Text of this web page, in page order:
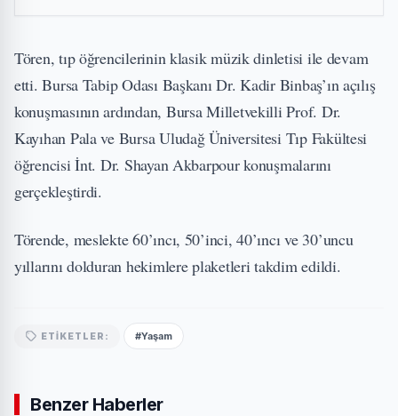
Tören, tıp öğrencilerinin klasik müzik dinletisi ile devam
etti. Bursa Tabip Odası Başkanı Dr. Kadir Binbaş’ın açılış
konuşmasının ardından, Bursa Milletvekilli Prof. Dr.
Kayıhan Pala ve Bursa Uludağ Üniversitesi Tıp Fakültesi
öğrencisi İnt. Dr. Shayan Akbarpour konuşmalarını
gerçekleştirdi.
Törende, meslekte 60’ıncı, 50’inci, 40’ıncı ve 30’uncu
yıllarını dolduran hekimlere plaketleri takdim edildi.
ETIKETLER: #Yaşam
Benzer Haberler